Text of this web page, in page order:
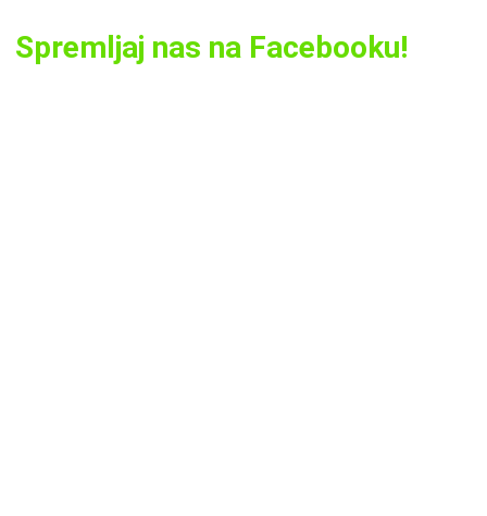
Spremljaj nas na Facebooku!